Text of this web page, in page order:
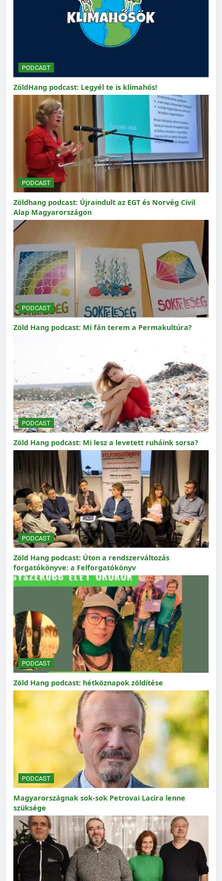
PODCAST
ZöldHang podcast: Legyél te is klímahős!
PODCAST
Zöldhang podcast: Újraindult az EGT és Norvég Civil
Alap Magyarországon
PODCAST
Zöld Hang podcast: Mi fán terem a Permakultúra?
PODCAST
Zöld Hang podcast: Mi lesz a levetett ruháink sorsa?
PODCAST
Zöld Hang podcast: Úton a rendszerváltozás
forgatókönyve: a Felforgatókönyv
PODCAST
Zöld Hang podcast: hétköznapok zöldítése
PODCAST
Magyarországnak sok-sok Petrovai Lacira lenne
szüksége